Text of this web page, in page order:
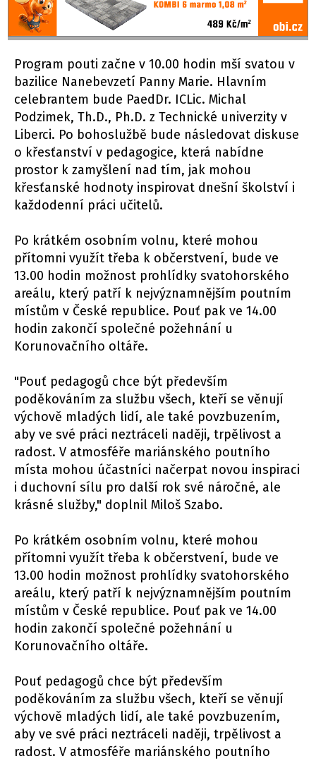
Program pouti začne v 10.00 hodin mší svatou v
bazilice Nanebevzetí Panny Marie. Hlavním
celebrantem bude PaedDr. ICLic. Michal
Podzimek, Th.D., Ph.D. z Technické univerzity v
Liberci. Po bohoslužbě bude následovat diskuse
o křesťanství v pedagogice, která nabídne
prostor k zamyšlení nad tím, jak mohou
křesťanské hodnoty inspirovat dnešní školství i
každodenní práci učitelů.
Po krátkém osobním volnu, které mohou
přítomni využít třeba k občerstvení, bude ve
13.00 hodin možnost prohlídky svatohorského
areálu, který patří k nejvýznamnějším poutním
místům v České republice. Pouť pak ve 14.00
hodin zakončí společné požehnání u
Korunovačního oltáře.
"Pouť pedagogů chce být především
poděkováním za službu všech, kteří se věnují
výchově mladých lidí, ale také povzbuzením,
aby ve své práci neztráceli naději, trpělivost a
radost. V atmosféře mariánského poutního
místa mohou účastníci načerpat novou inspiraci
i duchovní sílu pro další rok své náročné, ale
krásné služby," doplnil Miloš Szabo.
Po krátkém osobním volnu, které mohou
přítomni využít třeba k občerstvení, bude ve
13.00 hodin možnost prohlídky svatohorského
areálu, který patří k nejvýznamnějším poutním
místům v České republice. Pouť pak ve 14.00
hodin zakončí společné požehnání u
Korunovačního oltáře.
Pouť pedagogů chce být především
poděkováním za službu všech, kteří se věnují
výchově mladých lidí, ale také povzbuzením,
aby ve své práci neztráceli naději, trpělivost a
radost. V atmosféře mariánského poutního